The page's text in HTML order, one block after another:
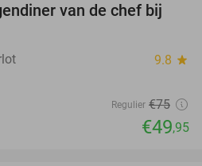
33%
van de chef bij
9.8 star
Regulier €75
€49,95